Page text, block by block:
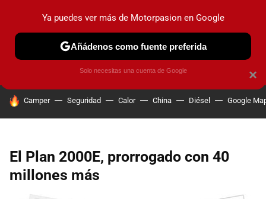
PRUEBAS COCHES ELÉCTRICOS OBSERVATORIO
HOY SE HABLA DE
Camper Seguridad Calor China Diésel Google
El Plan 2000E, prorrogado con 40
millones más
×
Ya puedes ver más de Motorpasion en Google
Añádenos como fuente preferida
Solo necesitas una cuenta de Google